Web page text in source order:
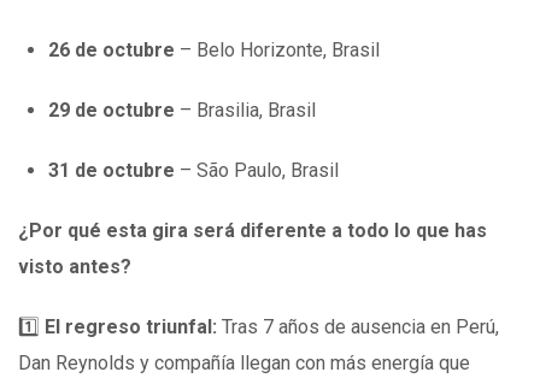
26 de octubre – Belo Horizonte, Brasil
29 de octubre – Brasilia, Brasil
31 de octubre – São Paulo, Brasil
¿Por qué esta gira será diferente a todo lo que has
visto antes?
1️⃣ El regreso triunfal: Tras 7 años de ausencia en Perú,
Dan Reynolds y compañía llegan con más energía que